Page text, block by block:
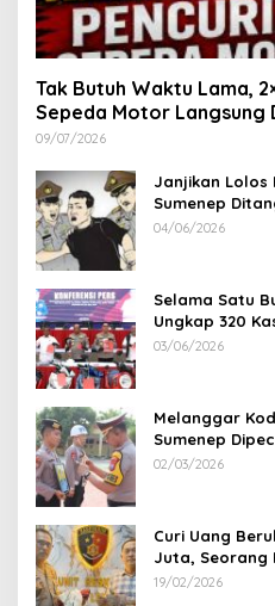
Tak Butuh Waktu Lama,
Sepeda Motor Langsung
Lenteng di Wilayah
09/07/2026
Janjikan Lolos
Sumenep
Korban Rugi
04/06/2026
Selama Satu
Ungkap 320
100 Sepeda
03/06/2026
Melanggar
Sumenep
02/03/2026
Curi Uang
Juta, Seorang
Reskrim Polsek
19/02/2026